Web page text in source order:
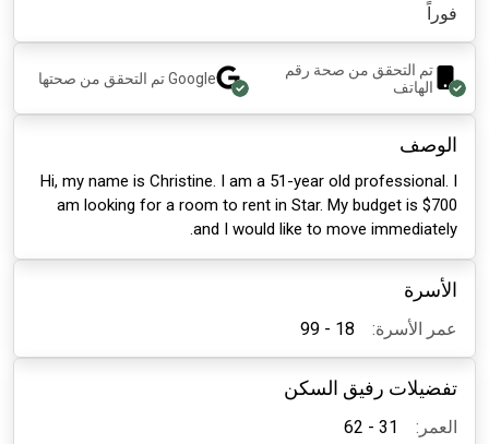
فوراً
تم التحقق من صحة رقم
الهاتف
Googleتم التحقق من صحتها
الوصف
Hi, my name is Christine. I am a 51-year old professional. I
am looking for a room to rent in Star. My budget is $700
and I would like to move immediately.
الأسرة
عمر الأسرة: 18 - 99
تفضيلات رفيق السكن
العمر: 31 - 62